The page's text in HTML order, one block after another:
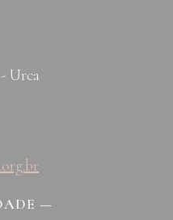
Urca
—